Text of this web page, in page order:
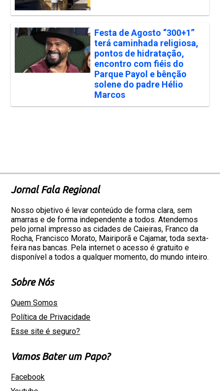
Festa de Agosto “300+1”
terá caminhada religiosa,
pontos de hidratação,
encontro com fiéis do
Parque Payol e bênção
solene do padre Hélio
Marcos
Jornal Fala Regional
Nosso objetivo é levar conteúdo de forma clara, sem
amarras e de forma independente a todos. Atendemos
pelo jornal impresso as cidades de Caieiras, Franco da
Rocha, Francisco Morato, Mairiporã e Cajamar, toda sexta-
feira nas bancas. Pela internet o acesso é gratuito e
disponível a todos a qualquer momento, do mundo inteiro.
Sobre Nós
Quem Somos
Política de Privacidade
Esse site é seguro?
Vamos Bater um Papo?
Facebook